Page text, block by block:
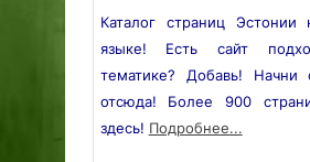
Каталог страниц Эстонии
языке! Есть сайт
тематике? Добавь! Начни
отсюда! Более 900
здесь! Подробнее...